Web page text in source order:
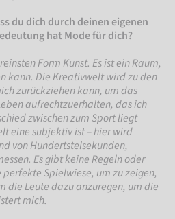
du dich durch deinen eigenen
hat Mode für dich?
Form Kunst. Es ist ein Raum,
kann. Die Kreativwelt wird zu den
zurückziehen kann, um das
aufrechtzuerhalten, das ich
zwischen zum Sport liegt
eine subjektiv ist – hier wird
von Hundertstelsekunden,
Es gibt keine Regeln oder
Spielwiese, um zu zeigen,
die Leute dazu anzuregen, um die
mich.